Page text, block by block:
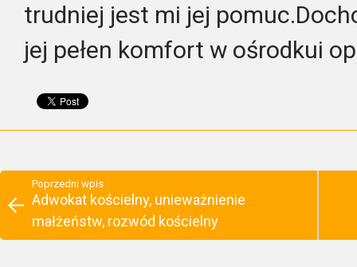
trudniej jest mi jej
jej pełen komfort w ośrodkui
Poprzedni wpis
Adwokat kościelny, unieważnienie
małżeństw, rozwód kościelny